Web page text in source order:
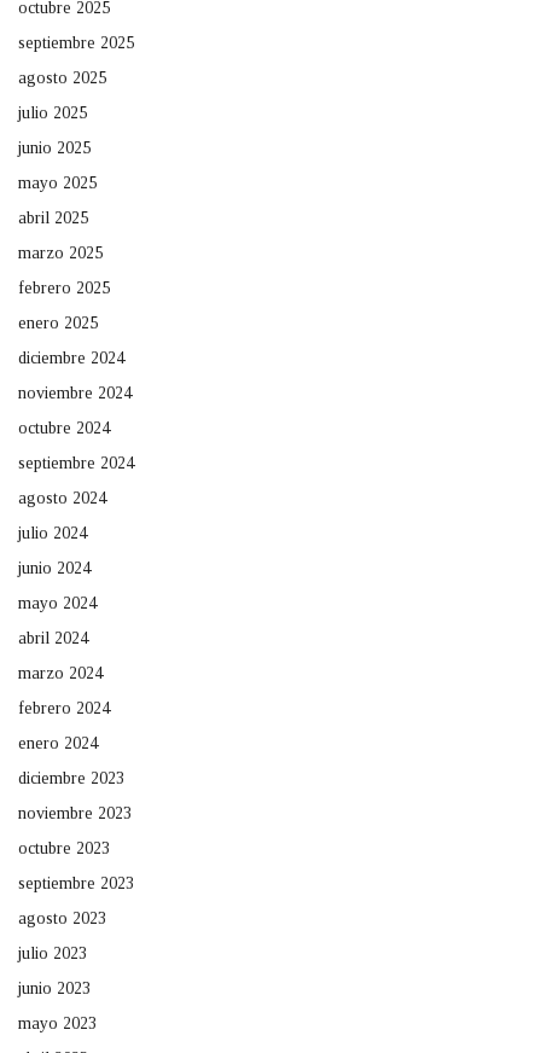
octubre 2025
septiembre 2025
agosto 2025
julio 2025
junio 2025
mayo 2025
abril 2025
marzo 2025
febrero 2025
enero 2025
diciembre 2024
noviembre 2024
octubre 2024
septiembre 2024
agosto 2024
julio 2024
junio 2024
mayo 2024
abril 2024
marzo 2024
febrero 2024
enero 2024
diciembre 2023
noviembre 2023
octubre 2023
septiembre 2023
agosto 2023
julio 2023
junio 2023
mayo 2023